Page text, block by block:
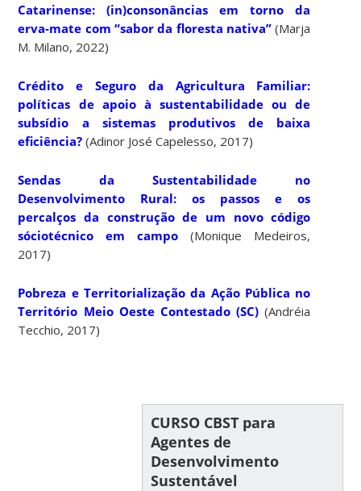
Catarinense: (in)consonâncias em torno da
erva-mate com “sabor da floresta nativa”(Marja
M. Milano, 2022)
Crédito e Seguro da Agricultura Familiar:
políticas de apoio à sustentabilidade ou de
subsídio a sistemas produtivos de baixa
eficiência? (Adinor José Capelesso, 2017)
Sendas da Sustentabilidade no
Desenvolvimento Rural: os passos e os
percalços da construção de um novo código
sóciotécnico em campo (Monique Medeiros,
2017)
Pobreza e Territorialização da Ação Pública no
Território Meio Oeste Contestado (SC) (Andréia
Tecchio, 2017)
CURSO CBST para
Agentes de
Desenvolvimento
Sustentável